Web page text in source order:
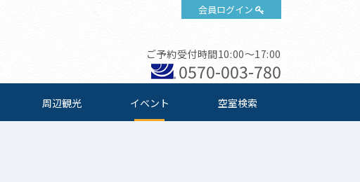
会員ログイン
ご予約受付時間10:00～17:00
0570-003-780
周辺観光 イベント 空室検索